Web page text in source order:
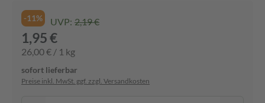
-11% UVP: 2,19 €
1,95 €
26,00 € / 1 kg
sofort lieferbar
Preise inkl. MwSt. ggf. zzgl. Versandkosten